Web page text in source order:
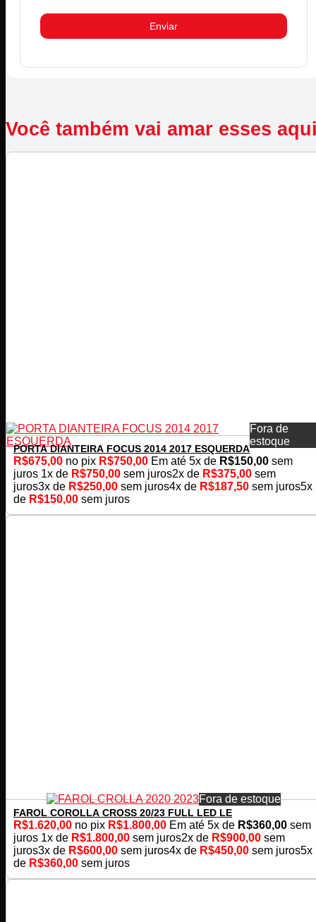
Você também vai amar esses
Fora de
estoque
PORTA DIANTEIRA FOCUS 2014 2017 ESQUERDA
R$675,00 no pix R$750,00 Em até 5x de R$150,00 sem
juros 1x de R$750,00 sem juros2x de R$375,00 sem
juros3x de R$250,00 sem juros4x de R$187,50 sem juros5x
de R$150,00 sem juros
Fora de estoque
FAROL COROLLA CROSS 20/23 FULL LED LE
R$1.620,00 no pix R$1.800,00 Em até 5x de R$360,00 sem
juros 1x de R$1.800,00 sem juros2x de R$900,00 sem
juros3x de R$600,00 sem juros4x de R$450,00 sem juros5x
de R$360,00 sem juros